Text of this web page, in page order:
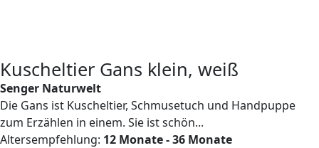
Kuscheltier Gans klein, weiß
Senger Naturwelt
Die Gans ist Kuscheltier, Schmusetuch und Handpuppe
zum Erzählen in einem. Sie ist schön...
Altersempfehlung: 12 Monate - 36 Monate